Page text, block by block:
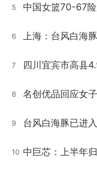
5
6
7
8
9 台风白海豚已进
10